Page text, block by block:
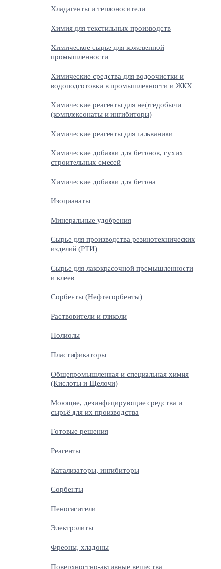
Хладагенты и теплоносители
Химия для текстильных производств
Химическое сырье для кожевенной
промышленности
Химические средства для водоочистки и
водоподготовки в промышленности и ЖКХ
Химические реагенты для нефтедобычи
(комплексонаты и ингибиторы)
Химические реагенты для гальваники
Химические добавки для бетонов, сухих
строительных смесей
Химические добавки для бетона
Изоцианаты
Минеральные удобрения
Сырье для производства резинотехнических
изделий (РТИ)
Сырье для лакокрасочной промышленности
и клеев
Сорбенты (Нефтесорбенты)
Растворители и гликоли
Полиолы
Пластификаторы
Общепромышленная и специальная химия
(Кислоты и Щелочи)
Моющие, дезинфицирующие средства и
сырьё для их производства
Готовые решения
Реагенты
Катализаторы, ингибиторы
Сорбенты
Пеногасители
Электролиты
Фреоны, хладоны
Поверхностно-активные вещества